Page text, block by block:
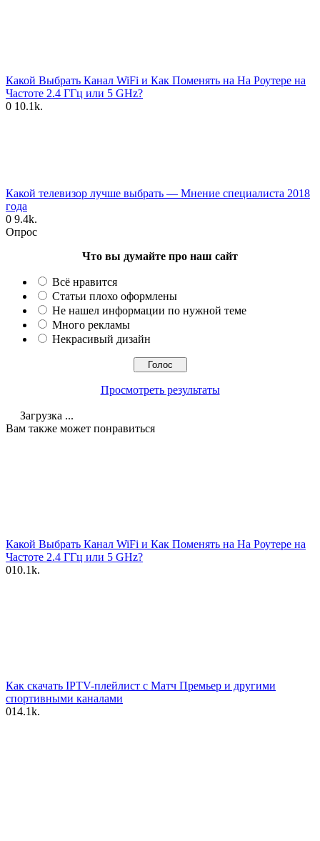
Какой Выбрать Канал WiFi и Как Поменять на На Роутере на
Частоте 2.4 ГГц или 5 GHz?
0 10.1k.
Какой телевизор лучше выбрать — Мнение специалиста 2018
года
0 9.4k.
Опрос
Что вы думайте про наш сайт
Всё нравится
Статьи плохо оформлены
Не нашел информации по нужной теме
Много рекламы
Некрасивый дизайн
Просмотреть результаты
Загрузка ...
Вам также может понравиться
Какой Выбрать Канал WiFi и Как Поменять на На Роутере на
Частоте 2.4 ГГц или 5 GHz?
010.1k.
Как скачать IPTV-плейлист с Матч Премьер и другими
спортивными каналами
014.1k.